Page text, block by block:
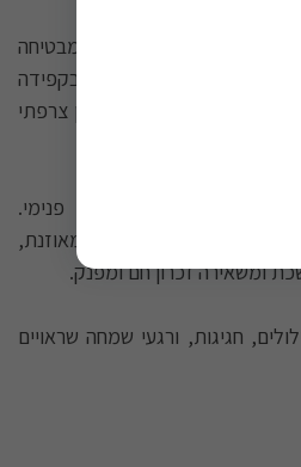
עדין, הבשלה מאוחרת שמבטיחה
וסבלנית - כל שלב נעשה בקפידה
היישון הארוך בחביות אלון צרפתי
והעשיר.
ומרשים שמבטיח עושר פנימי.
למתיקות עדינה ומאוזנת,
ומשאירה זכרון חם ומפנק.
חגיגות, ורגעי שמחה שראויים